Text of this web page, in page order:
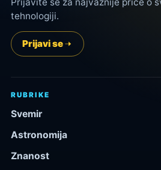
tehnologiji.
Prijavi se
RUBRIKE
Svemir
Astronomija
Znanost